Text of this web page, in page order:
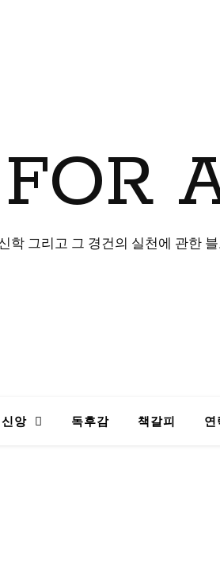
학 그리고 그 경건의 실천에 관한
앙 독후감 책갈피 연